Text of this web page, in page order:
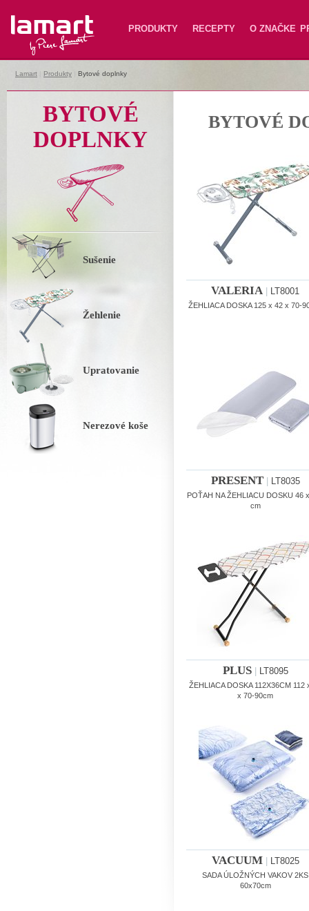
Lamart PRODUKTY RECEPTY O ZNAČKE
Lamart Produkty Bytové doplnky
BYTOVÉ
DOPLNKY
Sušenie
Žehlenie
Upratovanie
Nerezové koše
BYTOVÉ
VALERIA LT8001
ŽEHLIACA DOSKA 125 x 42 x 70-
PRESENT| LT8035
POŤAH NA ŽEHLIACU DOSKU 46
cm
PLUS| LT8095
ŽEHLIACA DOSKA 112X36CM 112
x 70-90cm
VACUUM| LT8025
SADA ÚLOŽNÝCH VAKOV 2KS
60x70cm